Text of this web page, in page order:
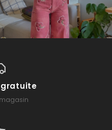
gratuite